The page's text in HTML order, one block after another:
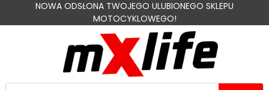
NOWA ODSŁONA TWOJEGO ULUBIONEGO SKLEPU
MOTOCYKLOWEGO!